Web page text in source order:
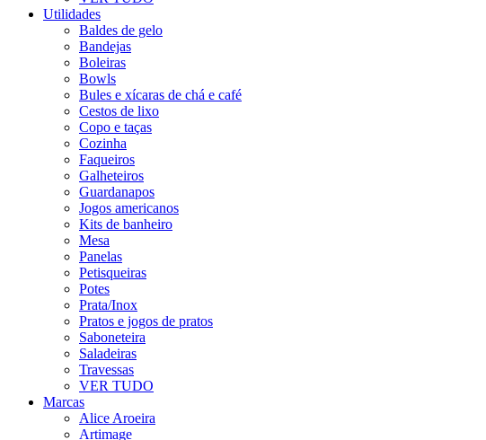
Utilidades
Baldes de gelo
Bandejas
Boleiras
Bowls
Bules e xícaras de chá e café
Cestos de lixo
Copo e taças
Cozinha
Faqueiros
Galheteiros
Guardanapos
Jogos americanos
Kits de banheiro
Mesa
Panelas
Petisqueiras
Potes
Prata/Inox
Pratos e jogos de pratos
Saboneteira
Saladeiras
Travessas
VER TUDO
Marcas
Alice Aroeira
Artimage